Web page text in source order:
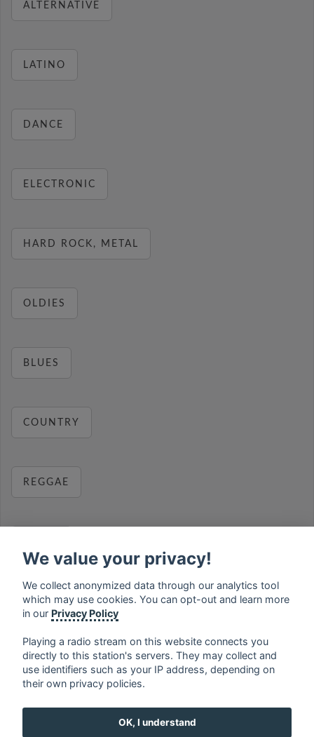
ALTERNATIVE
LATINO
DANCE
ELECTRONIC
HARD ROCK, METAL
OLDIES
BLUES
COUNTRY
REGGAE
MUSIC
français ⋅ english ⋅ deutsch
ελληνικά
⋅ norsk ⋅ suomi
We value your privacy!
We collect anonymized data through our analytics tool
which may use cookies. You can opt-out and learn more
in our Privacy Policy
Playing a radio stream on this website connects you
directly to this station's servers. They may collect and
use identifiers such as your IP address, depending on
their own privacy policies.
OK, I understand